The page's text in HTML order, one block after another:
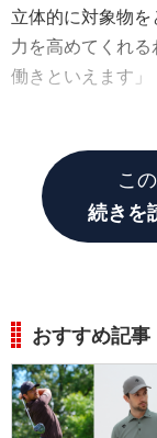
立体的に対象物
力を高めてくれる
働きといえます」
こ
続きを
おすすめ記事